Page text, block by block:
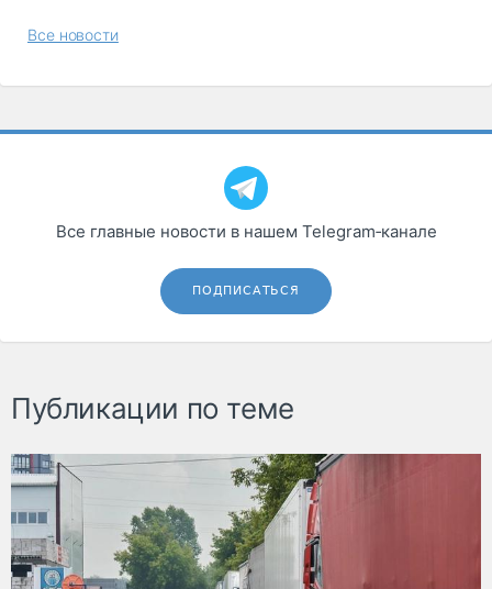
Все новости
Все главные новости в нашем Telegram‑канале
ПОДПИСАТЬСЯ
Публикации по теме